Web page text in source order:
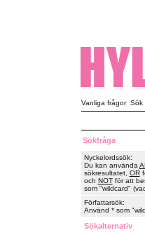
Vanliga frågor Sök
Sökfråga
Nyckelordssök:
Du kan använda
sökresultatet, OR
och NOTför att
som "wildcard"
Författarsök:
Använd * som
Sökalternativ